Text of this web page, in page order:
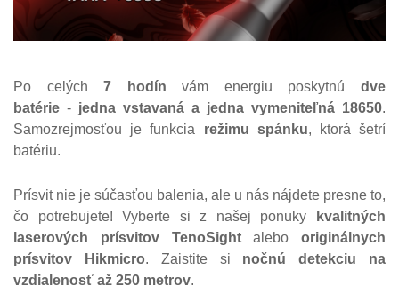
Po celých 7 hodín vám energiu poskytnúdve
batérie - jedna vstavaná a jedna vymeniteľná 18650.
Samozrejmosťou je funkcia režimu spánku, ktorá šetrí
batériu.
Prísvit nie je súčasťou balenia, ale u nás nájdete presne to,
čo potrebujete! Vyberte si z našej ponuky
kvalitných
laserových prísvitov TenoSightalebo originálnych
prísvitov Hikmicro. Zaistite si nočnú detekciu na
vzdialenosť až 250 metrov.